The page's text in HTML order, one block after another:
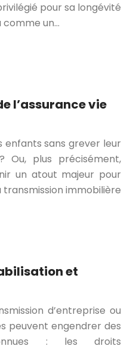
pour sa longévité
comme un…
l’assurance vie
sans grever leur
Ou, plus précisément,
un atout majeur pour
immobilière
et
d’entreprise ou
peuvent engendrer des
: les droits